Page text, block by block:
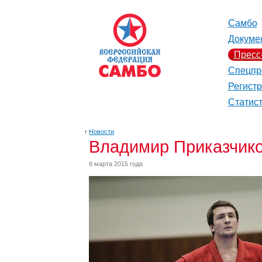
Самбо
↑ Новости
Владимир
6 марта 2015 года